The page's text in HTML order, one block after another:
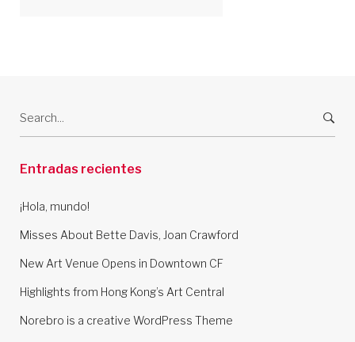
r
h
o
r
Entradas recientes
¡Hola, mundo!
Misses About Bette Davis, Joan Crawford
New Art Venue Opens in Downtown CF
Highlights from Hong Kong’s Art Central
Norebro is a creative WordPress Theme